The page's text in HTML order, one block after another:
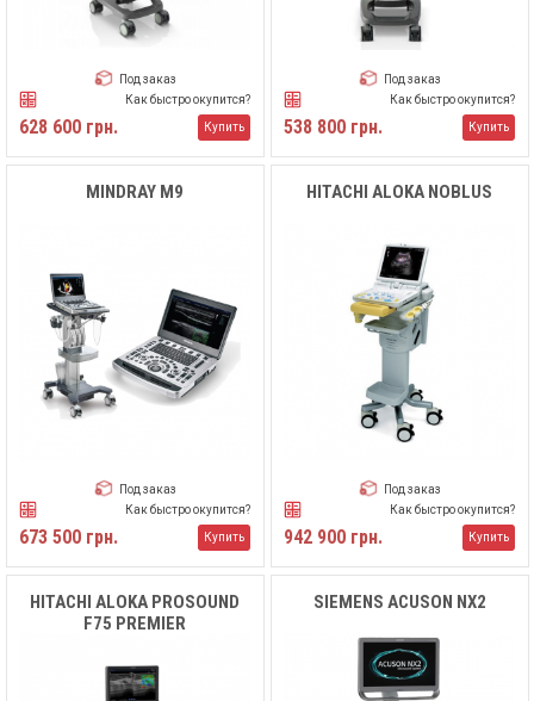
Под заказ
Как быстро окупится?
628 600 грн. Купить
Под заказ
Как быстро окупится?
538 800 грн. Купить
MINDRAY M9
Под заказ
Как быстро окупится?
673 500 грн. Купить
HITACHI ALOKA NOBLUS
Под заказ
Как быстро окупится?
942 900 грн. Купить
HITACHI ALOKA PROSOUND
F75 PREMIER
SIEMENS ACUSON NX2